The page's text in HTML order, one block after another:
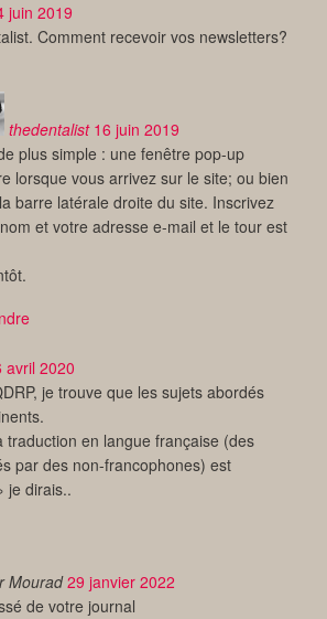
juin 2019
Comment recevoir vos newsletters?
thedentalist 16 juin 2019
plus simple : une fenêtre pop-up
lorsque vous arrivez sur le site; ou bien
barre latérale droite du site. Inscrivez
et votre adresse e-mail et le tour est
avril 2020
je trouve que les sujets abordés
traduction en langue française (des
par des non-francophones) est
je dirais..
Mourad29 janvier 2022
de votre journal